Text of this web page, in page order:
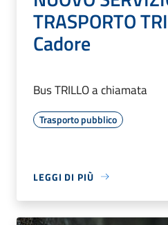
TRASPORTO
Cadore
Bus TRILLO a chiamata
Trasporto pubblico
LEGGI DI PIÙ